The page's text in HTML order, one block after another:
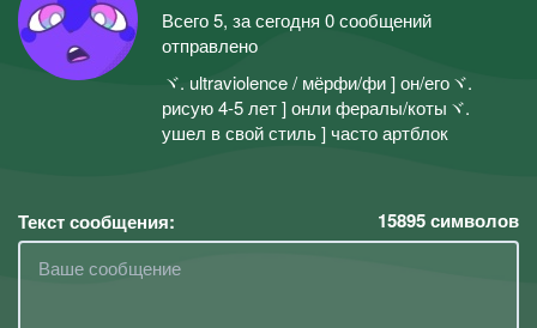
Всего 5, за сегодня 0 сообщений
отправлено
ヾ. ultraviolence / мёрфи/фи ] он/егоヾ.
рисую 4-5 лет ] онли фералы/котыヾ.
ушел в свой стиль ] часто артблок
Текст сообщения: 15895символов